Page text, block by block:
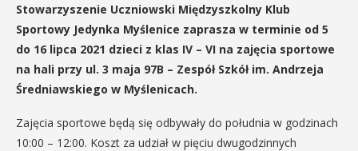
Stowarzyszenie Uczniowski Międzyszkolny Klub
Sportowy Jedynka Myślenice zaprasza w terminie od 5
do 16 lipca 2021 dzieci z klas IV – VI na zajęcia sportowe
na hali przy ul. 3 maja 97B – Zespół Szkół im. Andrzeja
Średniawskiego w Myślenicach.
Zajęcia sportowe będą się odbywały do południa w godzinach
10:00 – 12:00. Koszt za udział w pięciu dwugodzinnych